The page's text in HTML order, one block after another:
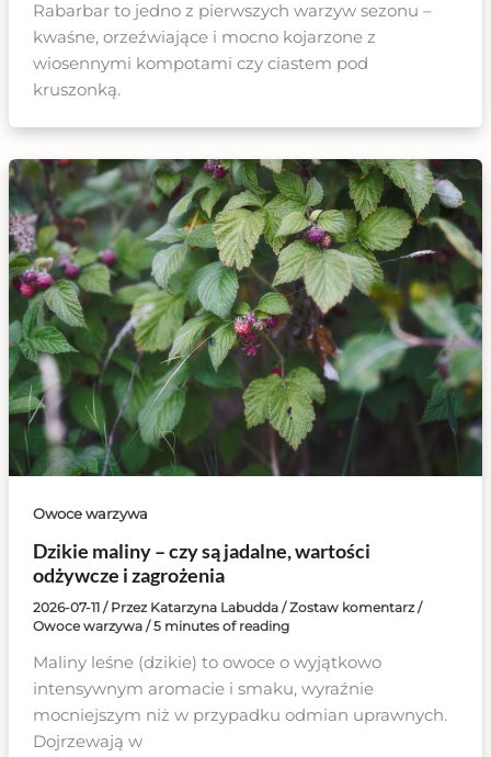
Rabarbar to jedno z pierwszych warzyw sezonu –
kwaśne, orzeźwiające i mocno kojarzone z
wiosennymi kompotami czy ciastem pod
kruszonką.
Owoce warzywa
Dzikie maliny – czy są jadalne, wartości
odżywcze i zagrożenia
2026-07-11 / Przez Katarzyna Labudda /Zostaw komentarz /
Owoce warzywa/5 minutes of reading
Maliny leśne (dzikie) to owoce o wyjątkowo
intensywnym aromacie i smaku, wyraźnie
mocniejszym niż w przypadku odmian uprawnych.
Dojrzewają w